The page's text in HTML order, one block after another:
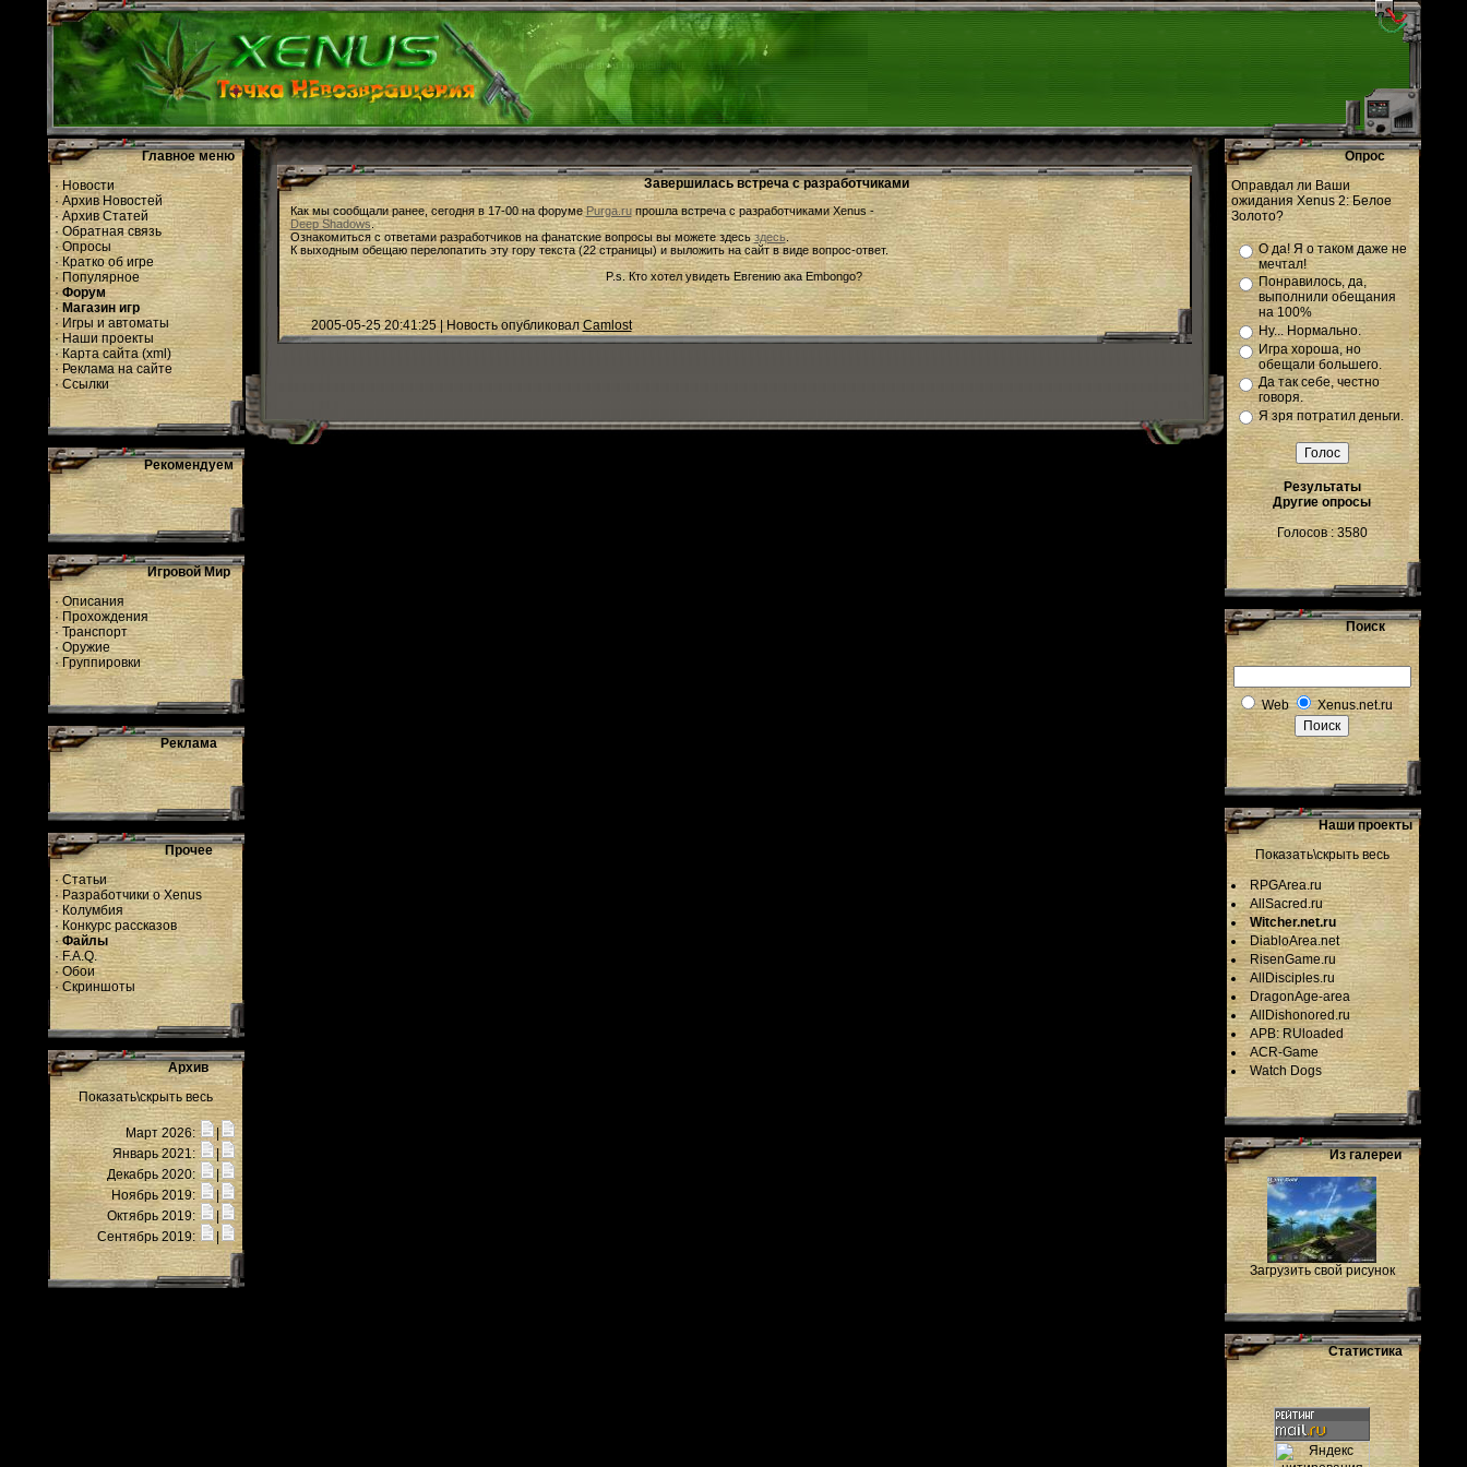
Главное меню
·Новости
·Архив Новостей
·Архив Статей
·Обратная связь
·Опросы
·Кратко об игре
· Популярное
· Форум
·Магазин игр
· Игры и автоматы
·Наши проекты
·Карта сайта(xml )
·Реклама на сайте
·Ссылки
Рекомендуем
Игровой Мир
·Описания
·Прохождения
·Транспорт
·Оружие
·Группировки
Реклама
Прочее
·Статьи
·Разработчики о Xenus
·Колумбия
·Конкурс рассказов
·Файлы
·F.A.Q.
· Обои
· Скриншоты
Архив
Показать\скрыть весь
Март 2026:
|
Январь 2021:
|
Декабрь 2020:
|
Ноябрь 2019:
Октябрь 2019:
Сентябрь 2019:
Завершилась встреча с разработчиками
Как мы сообщали ранее, сегодня в 17-00 на форумеPurga.ruпрошла встреча с разработчиками Xenus -
Deep Shadows.
Ознакомиться с ответами разработчиков на фанатские вопросы вы можете здесьздесь.
К выходным обещаю перелопатить эту гору текста (22 страницы) и выложить на сайт в виде вопрос-ответ.
P.s. Кто хотел увидеть Евгению ака Embongo?
2005-05-25 20:41:25 | Новость опубликовалCamlost
Опрос
Оправдал ли Ваши
ожидания Xenus 2: Белое
Золото?
О да! Я о таком даже не
мечтал!
Понравилось, да,
выполнили обещания
на 100%
Ну... Нормально.
Игра хороша, но
обещали большего.
Да так себе, честно
говоря.
Я зря потратил деньги.
Результаты
Другие опросы
Голосов : 3580
Поиск
Web Xenus.net.ru
Наши проекты
Показать\скрыть весь
RPGArea.ru
AllSacred.ru
Witcher.net.ru
DiabloArea.net
RisenGame.ru
AllDisciples.ru
DragonAge-area
AllDishonored.ru
APB: RUloaded
ACR-Game
Watch Dogs
Из галереи
Загрузить свой рисунок
Статистика